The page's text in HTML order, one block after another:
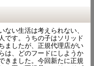
ない生活は考えられない、
です。うちの子はソリッド
ましたが、正規代理店がい
は、どのフードにしようか
きました。今回新たに正規